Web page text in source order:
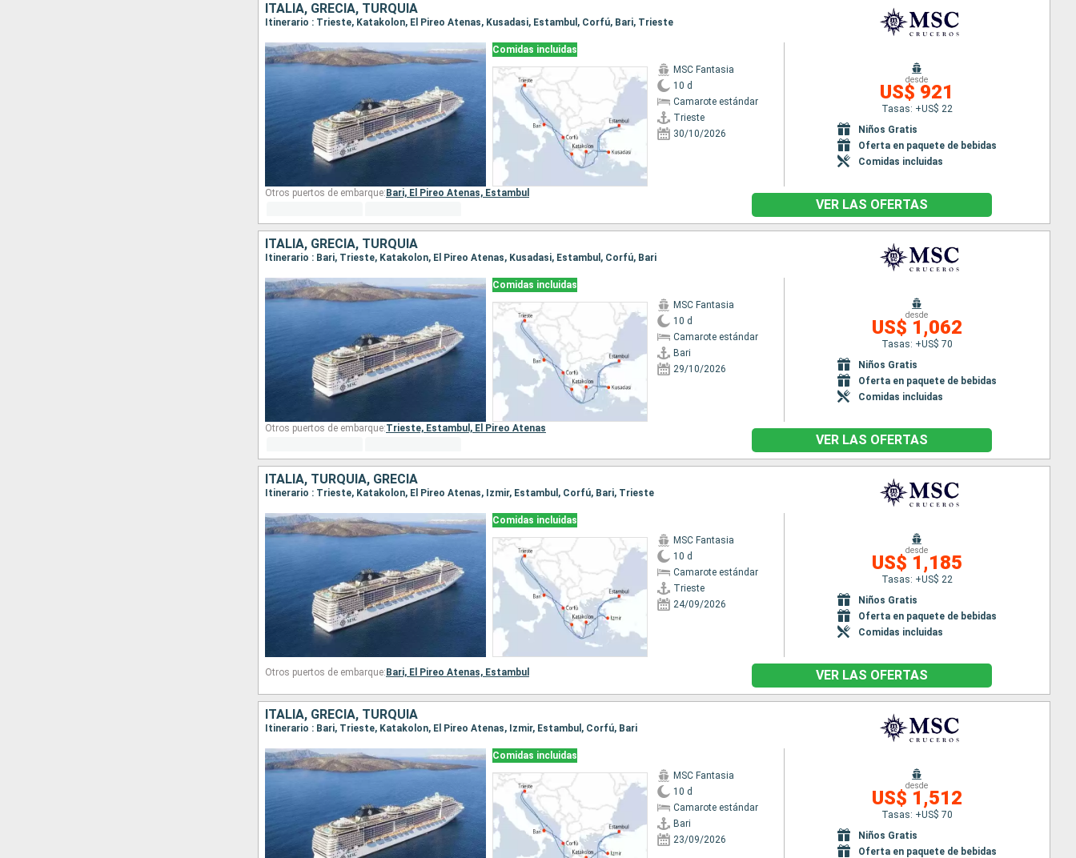
ITALIA, GRECIA, TURQUÍA
Itinerario : Trieste, Katakolon, El Pireo Atenas, Kusadasi, Estambul, Corfú, Bari, Trieste
Comidas incluidas
MSC Fantasia
10 d
Camarote estándar
Trieste
30/10/2026
desde
US$ 921
Tasas: +US$ 22
Niños Gratis
Oferta en paquete de bebidas
Comidas incluidas
Otros puertos de embarque: Bari, El Pireo Atenas, Estambul
VER LAS OFERTAS
ITALIA, GRECIA, TURQUÍA
Itinerario : Bari, Trieste, Katakolon, El Pireo Atenas, Kusadasi, Estambul, Corfú, Bari
Comidas incluidas
MSC Fantasia
10 d
Camarote estándar
Bari
29/10/2026
desde
US$ 1,062
Tasas: +US$ 70
Niños Gratis
Oferta en paquete de bebidas
Comidas incluidas
Otros puertos de embarque:Trieste, Estambul, El Pireo Atenas
VER LAS OFERTAS
ITALIA, TURQUÍA, GRECIA
Itinerario : Trieste, Katakolon, El Pireo Atenas, Izmir, Estambul, Corfú, Bari, Trieste
Comidas incluidas
MSC Fantasia
10 d
Camarote estándar
Trieste
24/09/2026
desde
US$ 1,185
Tasas: +US$ 22
Niños Gratis
Oferta en paquete de bebidas
Comidas incluidas
Otros puertos de embarque: Bari, El Pireo Atenas, Estambul VER LAS OFERTAS
ITALIA, GRECIA, TURQUÍA
Itinerario : Bari, Trieste, Katakolon, El Pireo Atenas, Izmir, Estambul, Corfú, Bari
Comidas incluidas
MSC Fantasia
10 d
Camarote estándar
Bari
23/09/2026
desde
US$ 1,512
Tasas: +US$ 70
Niños Gratis
Oferta en paquete de bebidas